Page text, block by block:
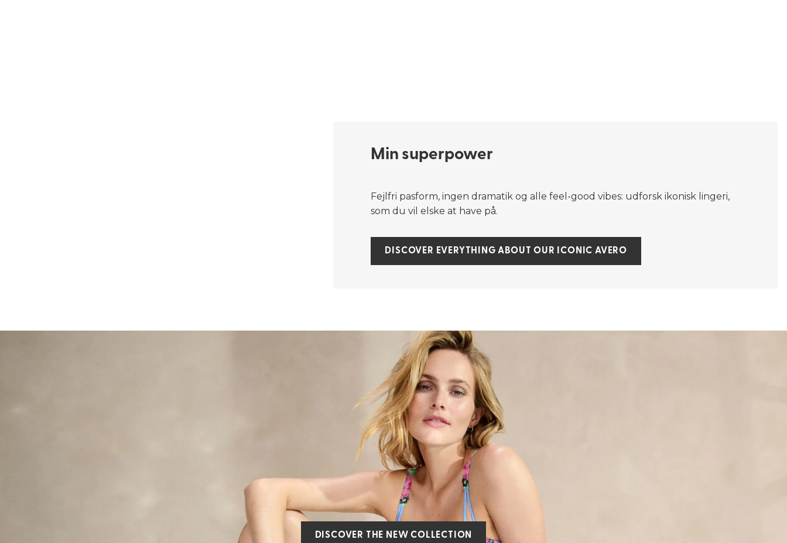
Min superpower​
Fejlfri pasform, ingen dramatik og alle feel-good vibes: udforsk ikonisk lingeri,
som du vil elske at have på.
DISCOVER EVERYTHING ABOUT OUR ICONIC AVERO
DISCOVER THE NEW COLLECTION